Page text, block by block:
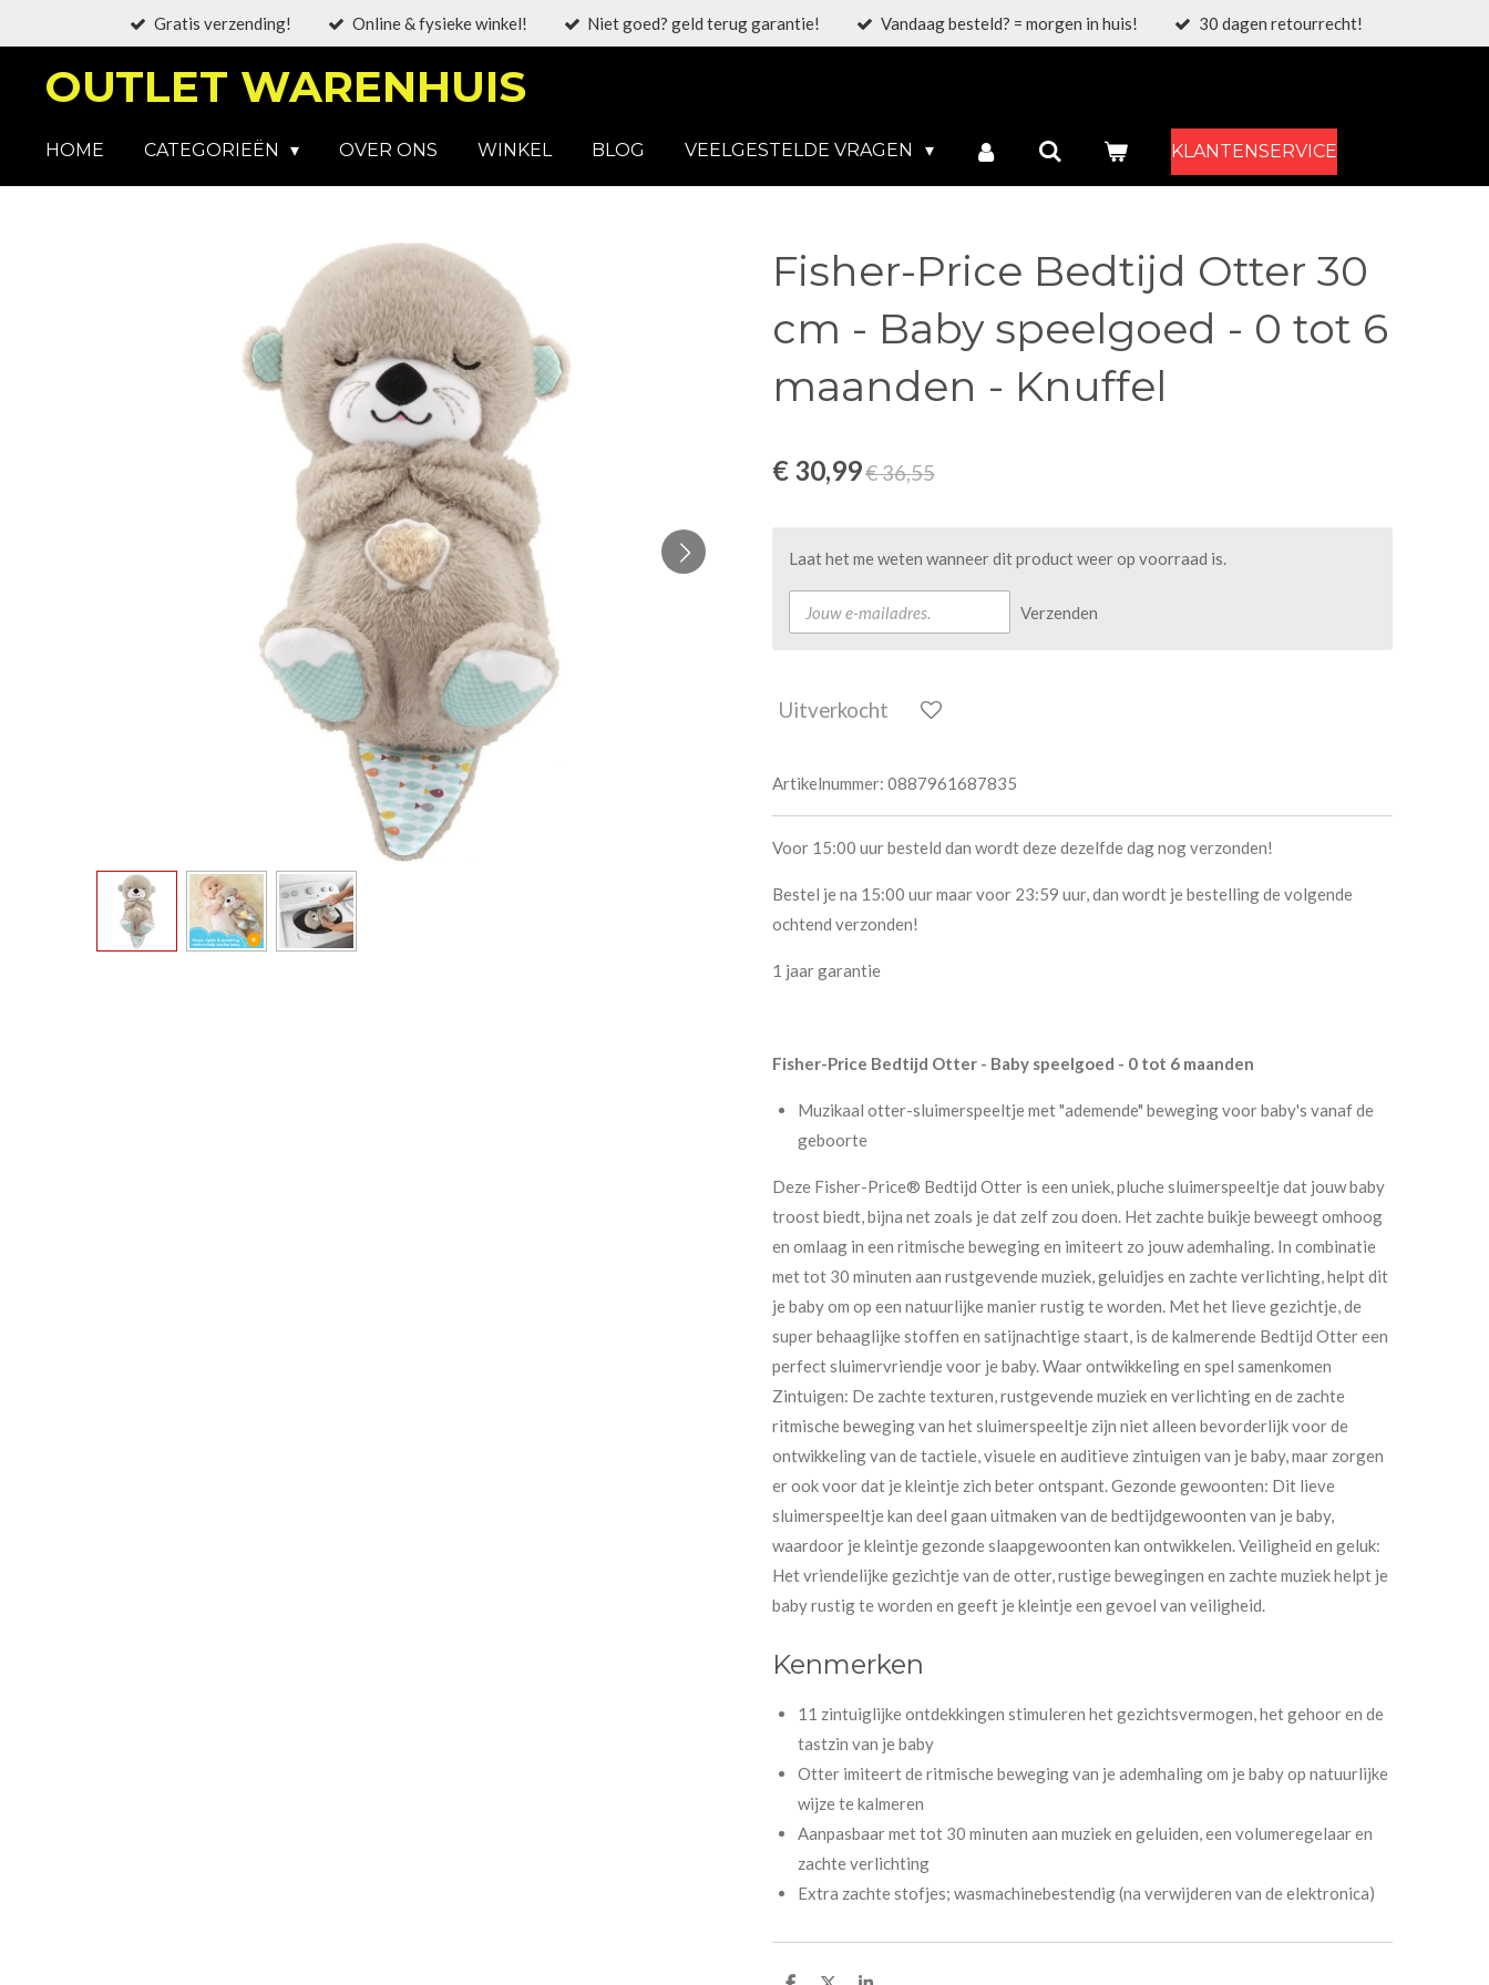
hoofdinhoud
Gratis verzending! Online & fysieke winkel! Niet goed? geld terug garantie! Vandaag besteld? = morgen in huis! 30 dagen retourrecht!
OUTLET WARENHUIS
HOME CATEGORIEËN OVER ONS WINKEL BLOG VEELGESTELDE VRAGEN KLANTENSERVICE
Fisher-Price Bedtijd Otter 30
cm - Baby speelgoed - 0 tot 6
maanden - Knuffel
€ 30,99€ 36,55
Laat het me weten wanneer dit product weer op voorraad is.
Verzenden
Uitverkocht
Artikelnummer: 0887961687835
Voor 15:00 uur besteld dan wordt deze dezelfde dag nog verzonden!
Bestel je na 15:00 uur maar voor 23:59 uur, dan wordt je bestelling de volgende
ochtend verzonden!
1 jaar garantie
Fisher-Price Bedtijd Otter - Baby speelgoed - 0 tot 6 maanden
​Muzikaal otter-sluimerspeeltje met "ademende" beweging voor baby's vanaf de
geboorte
Deze Fisher-Price® Bedtijd Otter is een uniek, pluche sluimerspeeltje dat jouw baby
troost biedt, bijna net zoals je dat zelf zou doen. Het zachte buikje beweegt omhoog
en omlaag in een ritmische beweging en imiteert zo jouw ademhaling. In combinatie
met tot 30 minuten aan rustgevende muziek, geluidjes en zachte verlichting, helpt dit
je baby om op een natuurlijke manier rustig te worden. Met het lieve gezichtje, de
super behaaglijke stoffen en satijnachtige staart, is de kalmerende Bedtijd Otter een
perfect sluimervriendje voor je baby. Waar ontwikkeling en spel samenkomen
Zintuigen: De zachte texturen, rustgevende muziek en verlichting en de zachte
ritmische beweging van het sluimerspeeltje zijn niet alleen bevorderlijk voor de
ontwikkeling van de tactiele, visuele en auditieve zintuigen van je baby, maar zorgen
er ook voor dat je kleintje zich beter ontspant. Gezonde gewoonten: Dit lieve
sluimerspeeltje kan deel gaan uitmaken van de bedtijdgewoonten van je baby,
waardoor je kleintje gezonde slaapgewoonten kan ontwikkelen. Veiligheid en geluk:
Het vriendelijke gezichtje van de otter, rustige bewegingen en zachte muziek helpt je
baby rustig te worden en geeft je kleintje een gevoel van veiligheid.
Kenmerken
11 ​zintuiglijke ontdekkingen stimuleren het gezichtsvermogen, het gehoor en de
tastzin van je baby
​Otter imiteert de ritmische beweging van je ademhaling om je baby op natuurlijke
wijze te kalmeren
​Aanpasbaar met tot 30 minuten aan muziek en geluiden, een volumeregelaar en
zachte verlichting
​Extra zachte stofjes; wasmachinebestendig (na verwijderen van de elektronica)